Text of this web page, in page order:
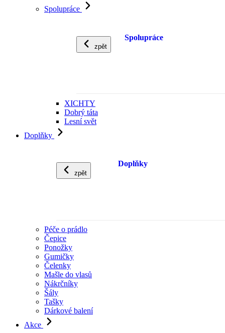
Spolupráce
zpět
Spolupráce
XICHTY
Dobrý táta
Lesní svět
Doplňky
zpět
Doplňky
Péče o prádlo
Čepice
Ponožky
Gumičky
Čelenky
Mašle do vlasů
Nákrčníky
Šály
Tašky
Dárkové balení
Akce